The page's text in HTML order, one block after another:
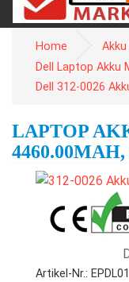
Home
Dell Laptop Akku
Dell 312-0026
LAPTOP
Artikel-Nr.: